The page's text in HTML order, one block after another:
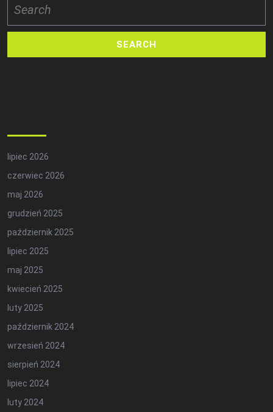
for:
lipiec 2026
czerwiec 2026
maj 2026
grudzień 2025
październik 2025
lipiec 2025
maj 2025
kwiecień 2025
luty 2025
październik 2024
wrzesień 2024
sierpień 2024
lipiec 2024
luty 2024